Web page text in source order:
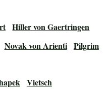
Hiller von Gaertringen
Novak von Arienti Pilgrim
Vietsch